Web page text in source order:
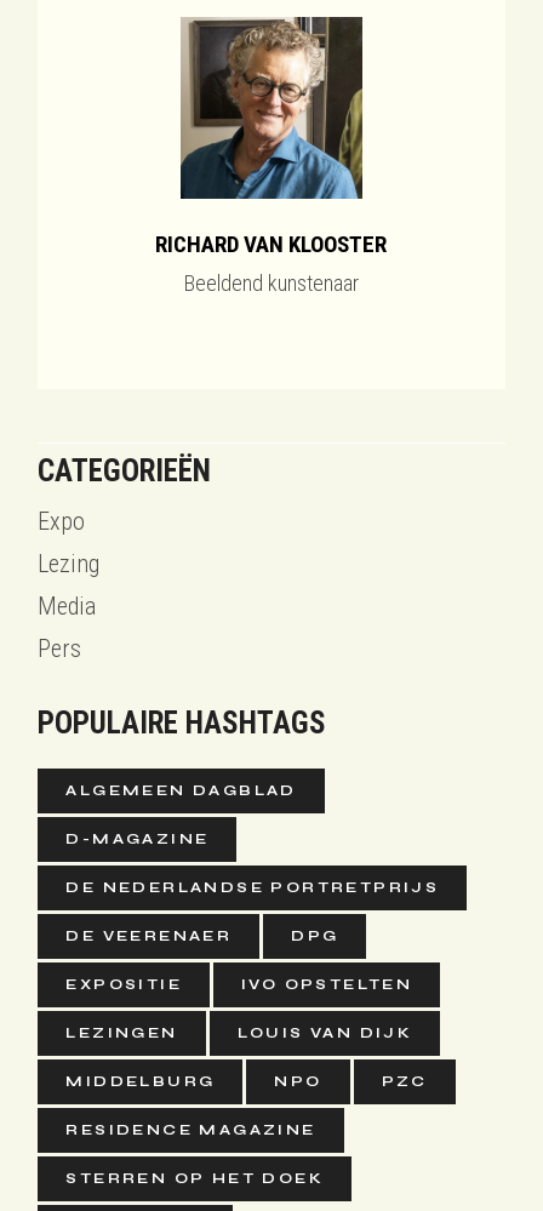
RICHARD VAN KLOOSTER
Beeldend kunstenaar
CATEGORIEËN
Expo
Lezing
Media
Pers
POPULAIRE HASHTAGS
ALGEMEEN DAGBLAD
D-MAGAZINE
DE NEDERLANDSE PORTRETPRIJS
DE VEERENAER DPG
EXPOSITIE IVO OPSTELTEN
LEZINGEN LOUIS VAN DIJK
MIDDELBURG NPO PZC
RESIDENCE MAGAZINE
STERREN OP HET DOEK